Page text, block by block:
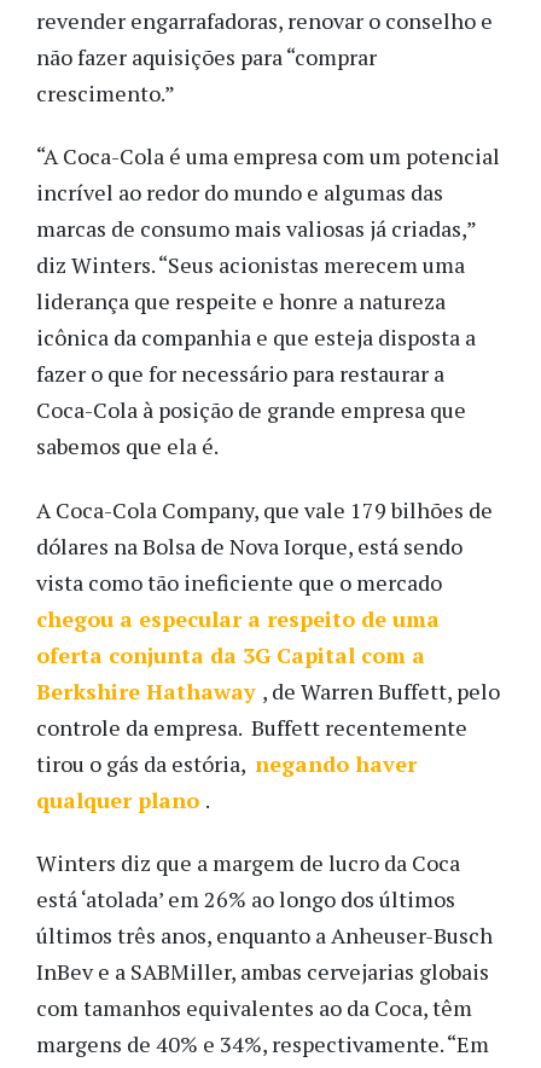
revender engarrafadoras, renovar o conselho e
não fazer aquisições para “comprar
crescimento.”
“A Coca-Cola é uma empresa com um potencial
incrível ao redor do mundo e algumas das
marcas de consumo mais valiosas já criadas,”
diz Winters. “Seus acionistas merecem uma
liderança que respeite e honre a natureza
icônica da companhia e que esteja disposta a
fazer o que for necessário para restaurar a
Coca-Cola à posição de grande empresa que
sabemos que ela é.
A Coca-Cola Company, que vale 179 bilhões de
dólares na Bolsa de Nova Iorque, está sendo
vista como tão ineficiente que o mercado
chegou a especular a respeito de uma
oferta conjunta da 3G Capital com a
Berkshire Hathaway , de Warren Buffett, pelo
controle da empresa. Buffett recentemente
tirou o gás da estória, negando haver
qualquer plano .
Winters diz que a margem de lucro da Coca
está ‘atolada’ em 26% ao longo dos últimos
últimos três anos, enquanto a Anheuser-Busch
InBev e a SABMiller, ambas cervejarias globais
com tamanhos equivalentes ao da Coca, têm
margens de 40% e 34%, respectivamente. “Em